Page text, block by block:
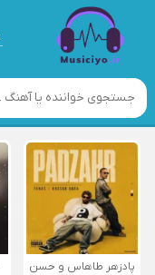
پادزهر طاهاس و حسن